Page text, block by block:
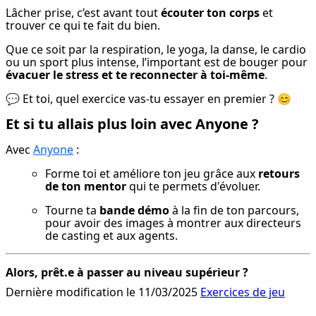
Lâcher prise, c’est avant tout écouter ton corps et
trouver ce qui te fait du bien.
Que ce soit par la respiration, le yoga, la danse, le cardio
évacuer le stress et te reconnecter à toi-même.
💬 Et toi, quel exercice vas-tu essayer en premier ? 😊
Et si tu allais plus loin avec Anyone ?
Avec Anyone :
Forme toi et améliore ton jeu grâce aux retours
de ton mentor qui te permets d'évoluer.
Tourne ta bande démo à la fin de ton parcours,
pour avoir des images à montrer aux directeurs
de casting et aux agents.
Alors, prêt.e à passer au niveau supérieur ?
Dernière modification le 11/03/2025 Exercices de jeu